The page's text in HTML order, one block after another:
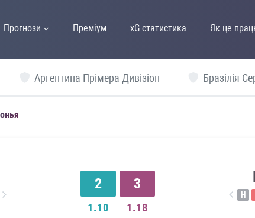
Прогнози Преміум xG статистика Як це
Аргентина Прімера Дивізіон Бразілія
2
1.10
3
1.18
Н